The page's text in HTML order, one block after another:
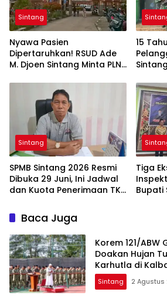
Sintang
Nyawa Pasien
Dipertaruhkan! RSUD Ade
M. Djoen Sintang Minta PLN
Listrik di Area Rumah Sakit
15
Sintang
SPMB Sintang 2026 Resmi
Dibuka 29 Juni, Ini Jadwal
dan Kuota Penerimaan TK,
Tiga
Bupati
Baca Juga
Korem 121/
Doakan Hujan
Karhutla di
Sintang 2 Agustus